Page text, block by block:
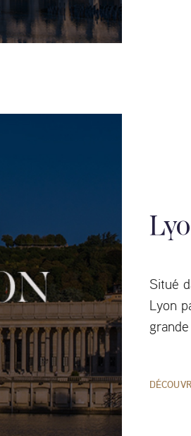
Situé
Lyon